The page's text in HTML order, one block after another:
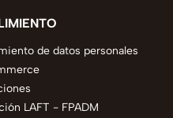
de datos personales
LAFT - FPADM